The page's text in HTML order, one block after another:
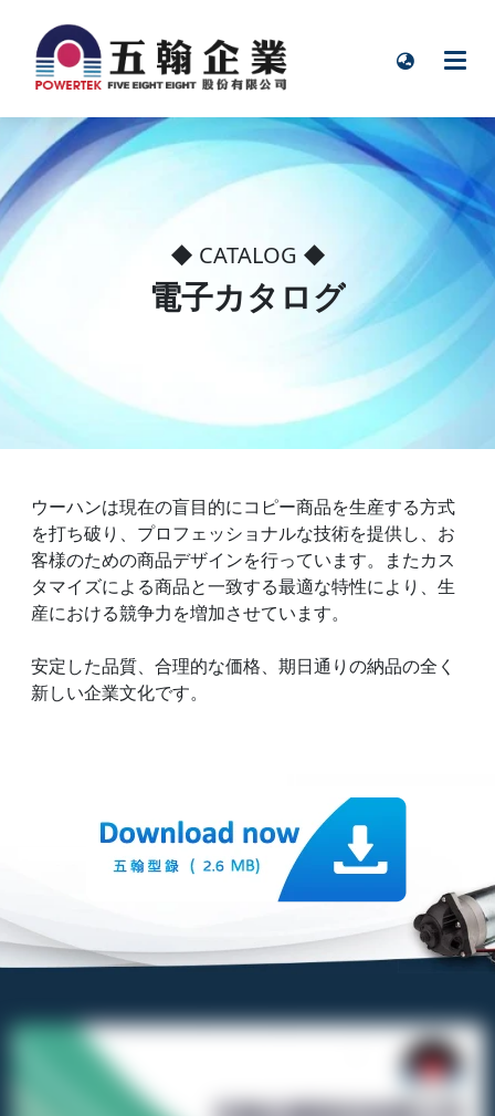
◆ CATALOG ◆
電子カタログ
ウーハンは現在の盲目的にコピー商品を生産する方式
を打ち破り、プロフェッショナルな技術を提供し、お
客様のための商品デザインを行っています。またカス
タマイズによる商品と一致する最適な特性により、生
産における競争力を増加させています。
安定した品質、合理的な価格、期日通りの納品の全く
新しい企業文化です。